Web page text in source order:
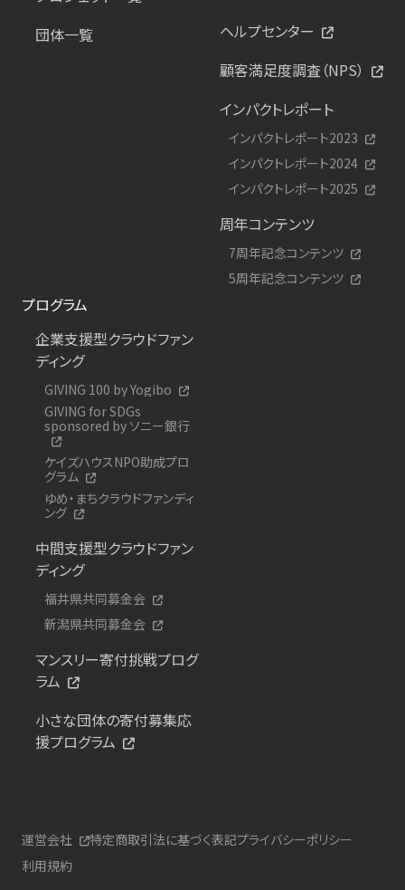
団体一覧
ヘルプセンター
顧客満足度調査（NPS）
インパクトレポート
インパクトレポート2023
インパクトレポート2024
インパクトレポート2025
周年コンテンツ
7周年記念コンテンツ
5周年記念コンテンツ
プログラム
企業支援型クラウドファン
ディング
GIVING 100 by Yogibo
GIVING for SDGs
sponsored by ソニー銀行
ケイズハウスNPO助成プロ
グラム
ゆめ・まちクラウドファンディ
ング
中間支援型クラウドファン
ディング
福井県共同募金会
新潟県共同募金会
マンスリー寄付挑戦プログ
ラム
小さな団体の寄付募集応
援プログラム
運営会社 特定商取引法に基づく表記プライバシーポリシー
利用規約